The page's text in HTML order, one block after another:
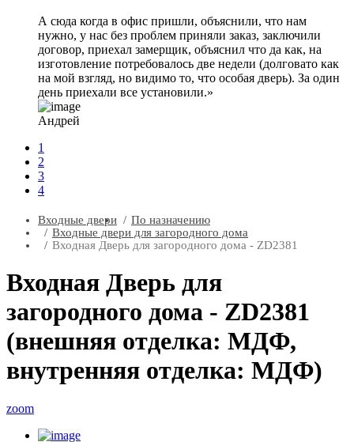
А сюда когда в офис пришли, объяснили, что нам
нужно, у нас без проблем приняли заказ, заключили
договор, приехал замерщик, объяснил что да как, на
изготовление потребовалось две недели (долговато как
на мой взгляд, но видимо то, что особая дверь). За один
день приехали все установили.
Андрей
1
2
3
4
Входные двери
По назначению
Входные двери для загородного дома
Входная Дверь для загородного дома - ZD2381
Входная Дверь для
загородного дома - ZD2381
(внешняя отделка: МДФ,
внутренняя отделка: МДФ)
zoom